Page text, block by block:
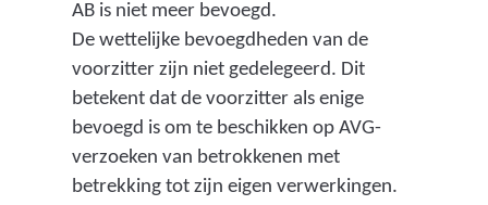
AB is niet meer bevoegd.
De wettelijke bevoegdheden van de
voorzitter zijn niet gedelegeerd. Dit
betekent dat de voorzitter als enige
bevoegd is om te beschikken op AVG-
verzoeken van betrokkenen met
betrekking tot zijn eigen verwerkingen.